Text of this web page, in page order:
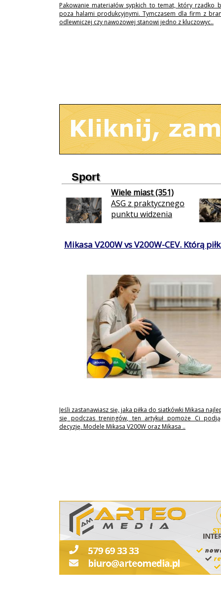
Pakowanie materiałów sypkich to temat, który rzadko
poza halami produkcyjnymi. Tymczasem dla firm z
odlewniczej czy nawozowej stanowi jedno z kluczowyc..
Sport
Wiele miast (351)
ASG z praktycznego
punktu widzenia
Mikasa V200W vs V200W-CEV. Którą
Jeśli zastanawiasz się, jaka piłka do siatkówki Mikasa
się podczas treningów, ten artykuł pomoże Ci
decyzję. Modele Mikasa V200W oraz Mikasa ..